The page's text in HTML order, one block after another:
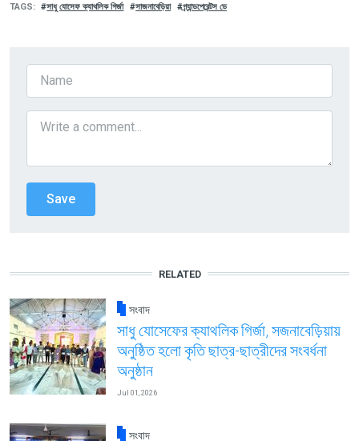
TAGS সাধু যোসেফ ক্যাথলিক গির্জা সাজনাবেড়িয়া গ্র্যান্ডপেরেন্টস ডে
RELATED
সংবাদ
সাধু যোসেফের ক্যাথলিক গির্জা, সজনাবেড়িয়ায়
অনুষ্ঠিত হলো কৃতি ছাত্র-ছাত্রীদের সংবর্ধনা
অনুষ্ঠান
Jul 01, 2026
সংবাদ